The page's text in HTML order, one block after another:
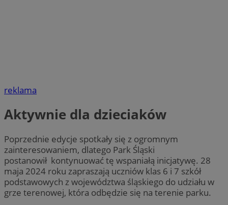
reklama
Aktywnie dla dzieciaków
Poprzednie edycje spotkały się z ogromnym
zainteresowaniem, dlatego Park Śląski
postanowił kontynuować tę wspaniałą inicjatywę. 28
maja 2024 roku zapraszają uczniów klas 6 i 7 szkół
podstawowych z województwa śląskiego do udziału w
grze terenowej, która odbędzie się na terenie parku.